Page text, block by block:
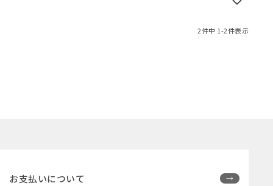
2件中 1-2件表示
お支払いについて